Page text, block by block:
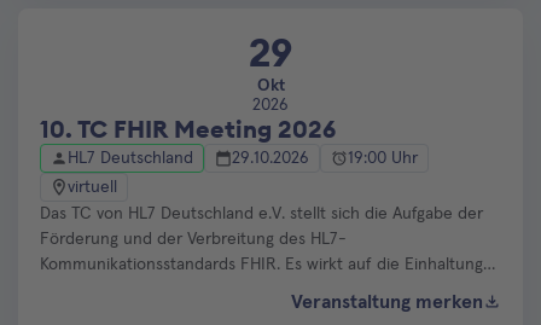
29
Okt
2026
10. TC FHIR Meeting 2026
HL7 Deutschland 29.10.2026
19:00 Uhr
virtuell
Das TC von HL7 Deutschland e.V. stellt sich die Aufgabe der
Förderung und der Verbreitung des HL7-
Kommunikationsstandards FHIR. Es wirkt auf die Einhaltung
abgestimmte Anwendung und Weiterentwicklung. In
Veranstaltung merken